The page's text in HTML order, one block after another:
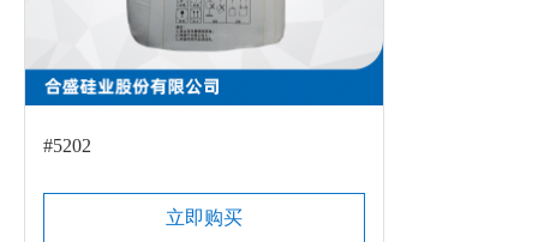
#5202
立即购买